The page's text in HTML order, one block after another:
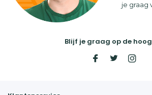
je graag
Blijf je graag op de